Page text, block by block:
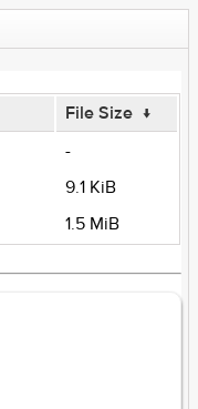
File Size ↓
-
9.1 KiB
1.5 MiB